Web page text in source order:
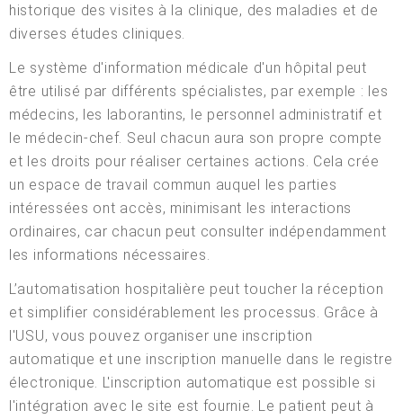
historique des visites à la clinique, des maladies et de
diverses études cliniques.
Le système d'information médicale d'un hôpital peut
être utilisé par différents spécialistes, par exemple : les
médecins, les laborantins, le personnel administratif et
le médecin-chef. Seul chacun aura son propre compte
et les droits pour réaliser certaines actions. Cela crée
un espace de travail commun auquel les parties
intéressées ont accès, minimisant les interactions
ordinaires, car chacun peut consulter indépendamment
les informations nécessaires.
L’automatisation hospitalière peut toucher la réception
et simplifier considérablement les processus. Grâce à
l'USU, vous pouvez organiser une inscription
automatique et une inscription manuelle dans le registre
électronique. L'inscription automatique est possible si
l'intégration avec le site est fournie. Le patient peut à